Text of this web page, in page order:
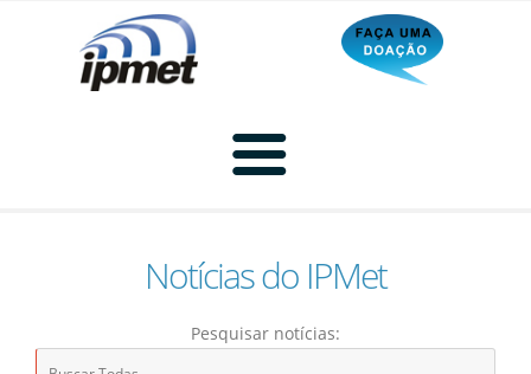
Home
Notícias do IPMet
Pesquisar notícias: